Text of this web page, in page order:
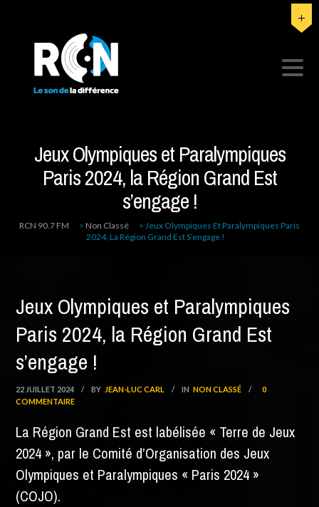
Jeux Olympiques et Paralympiques
Paris 2024, la Région Grand Est
s’engage !
RCN 90.7 FM > Non Classé > Jeux Olympiques Et Paralympiques Paris
2024, La Région Grand Est S’engage !
Jeux Olympiques et Paralympiques
Paris 2024, la Région Grand Est
s’engage !
22 JUILLET 2024 / BY JEAN-LUC CARL / IN NON CLASSÉ /
0
COMMENTAIRE
La Région Grand Est est labélisée « Terre de Jeux
2024 », par le Comité d’Organisation des Jeux
Olympiques et Paralympiques « Paris 2024 »
(COJO).